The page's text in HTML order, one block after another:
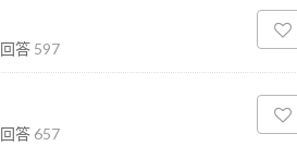
回答 597
回答 657